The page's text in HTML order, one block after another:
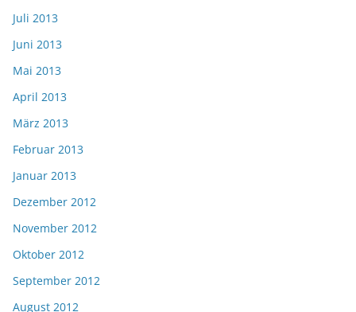
Juli 2013
Juni 2013
Mai 2013
April 2013
März 2013
Februar 2013
Januar 2013
Dezember 2012
November 2012
Oktober 2012
September 2012
August 2012